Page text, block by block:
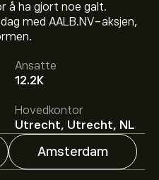
å ha gjort noe galt.
med AALB.NV-aksjen,
Ansatte
12.2K
Hovedkontor
Utrecht, Utrecht, NL
Amsterdam
er 44.86‎€‎.
for Aalberts NV er
for detaljerte
Aalberts NV basert på
og forventet
for fremtidige
er 4.76B‎€‎